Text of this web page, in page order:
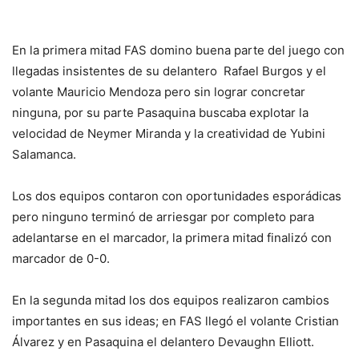
En la primera mitad FAS domino buena parte del juego con
llegadas insistentes de su delantero Rafael Burgos y el
volante Mauricio Mendoza pero sin lograr concretar
ninguna, por su parte Pasaquina buscaba explotar la
velocidad de Neymer Miranda y la creatividad de Yubini
Salamanca.
Los dos equipos contaron con oportunidades esporádicas
pero ninguno terminó de arriesgar por completo para
adelantarse en el marcador, la primera mitad finalizó con
marcador de 0-0.
En la segunda mitad los dos equipos realizaron cambios
importantes en sus ideas; en FAS llegó el volante Cristian
Álvarez y en Pasaquina el delantero Devaughn Elliott.